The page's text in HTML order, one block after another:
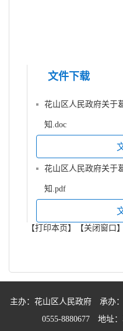
文件下载
花山区人民政府关于
知.doc
花山区人民政府关于
知.pdf
【打印本页】 【关闭窗口】
主办：花山区人民政府 承办
0555-8880677
地址